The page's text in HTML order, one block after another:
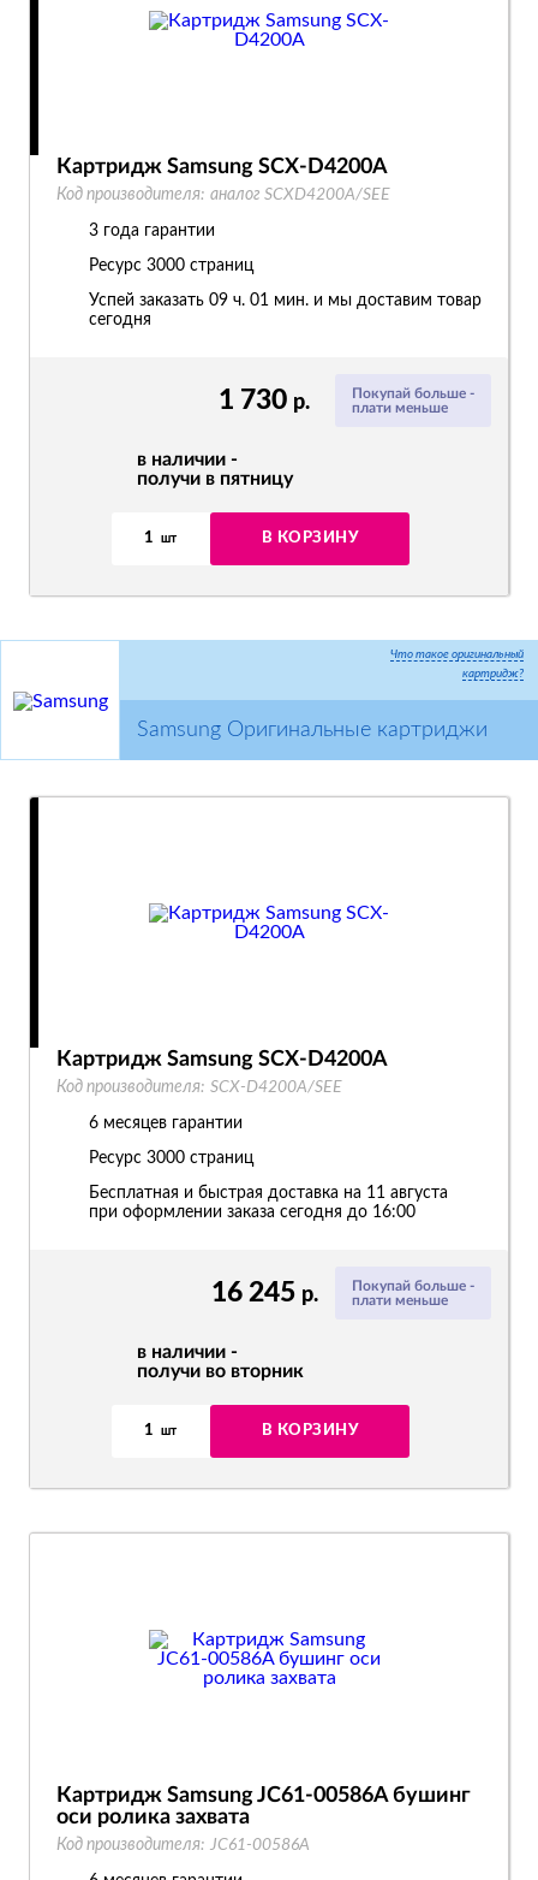
Покупай больше -
плати меньше
1 730 р.
в наличии -
получи в пятницу
1 шт В КОРЗИНУ
Картридж Samsung SCX-D4200A
Код производителя: аналог SCXD4200A/SEE
3 года гарантии
Ресурс 3000 страниц
Успей заказать 09 ч. 01 мин. и мы доставим товар
сегодня
Что такое оригинальный
картридж?
Samsung Оригинальные картриджи
Покупай больше -
плати меньше
16 245 р.
в наличии -
получи во вторник
1 шт В КОРЗИНУ
Картридж Samsung SCX-D4200A
Код производителя: SCX-D4200A/SEE
6 месяцев гарантии
Ресурс 3000 страниц
Бесплатная и быстрая доставка на 11 августа
при оформлении заказа сегодня до 16:00
Картридж Samsung JC61-00586A бушинг
оси ролика захвата
Код производителя: JC61-00586A